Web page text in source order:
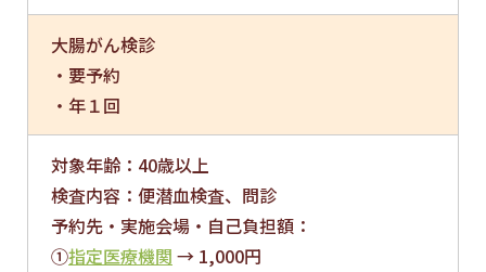
大腸がん検診
・要予約
・年１回
対象年齢：40歳以上
検査内容：便潜血検査、問診
予約先・実施会場・自己負担額：
①指定医療機関 → 1,000円